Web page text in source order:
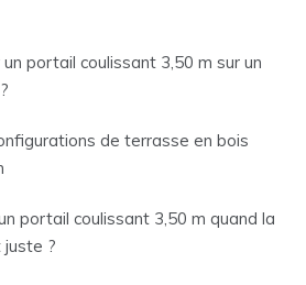
portail coulissant 3,50 m sur un
de terrasse en bois
portail coulissant 3,50 m quand la
juste ?